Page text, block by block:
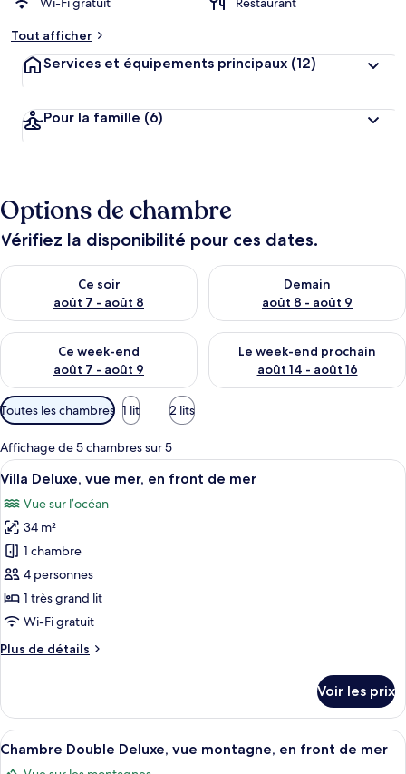
Tout afficher
Services et équipements principaux (12)
Pour la famille (6)
Options de chambre
Vérifiez la disponibilité pour ces dates.
Ce soir
août 7 - août 8
Vérifier la disponibilité pour ce soir août 7 - août 8
Demain
août 8 - août 9
Vérifier la disponibilité pour
Ce week-end
août 7 - août 9
Vérifier la disponibilité pour ce week-end août 7 - août 9
Le week-end prochain
août 14 - août 16
Vérifier la disponibilité pour
Filtres
disponibles
pour
les
chambres
Toutes les chambres 1 lit 2 lits
Affichage de 5 chambres sur 5
Afficher
toutes
les
photos
pour
ce
type
de
chambre :
Villa
mer,
en
front
Un lit à baldaquin, avec une tête de
4
Villa Deluxe, vue mer, en front de mer
Vue sur l’océan
34 m²
1 chambre
4 personnes
1 très grand lit
Wi-Fi gratuit
Plus de détails
Plus
le
type
de
Voir les prix
Afficher
toutes
Une chambre d’hôtel avec un lit
4
Chambre Double Deluxe, vue montagne, en front de mer